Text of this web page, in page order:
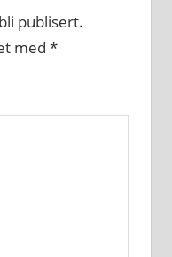
publisert.
med *